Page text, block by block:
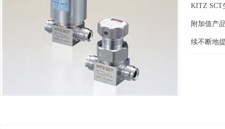
KITZ SCT
附加值产
续不断地